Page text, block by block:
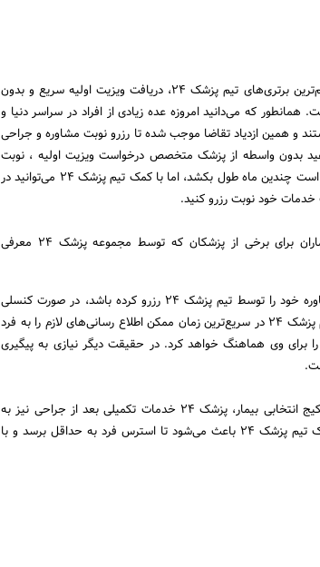
یکی از مهم‌ترین برتری‌های تیم پزشک 24، دریافت ویزیت اولیه سریع و بدون
که می‌دانید امروزه عده زیادی از افراد در سراسر دنیا و
و همین ازدیاد تقاضا موجب شده تا رزرو نوبت مشاوره و جراحی
بدون واسطه از پزشک متخصص درخواست ویزیت اولیه ، نوبت
جراحی و یا دریافت خدمات داشته باشید ممکن است چندین ماه طول بکشد، اما با کمک تیم پزشک 24 می‌توانید در
خود نوبت رزرو کنید.
ویزیت اولیه بیماران برای برخی از پزشکان که توسط مجموعه پزشک 24 معرفی
چنانچه بیمار نوبت مشاوره خود را توسط تیم پزشک 24 رزرو کرده باشد، در صورت کنسلی
نوبت مشاوره و یا حتی جراحی توسط جراح، تیم پزشک 24 در سریع‌ترین زمان ممکن اطلاع رسانی‌های لازم را به فرد
برای وی هماهنگ خواهد کرد. در حقیقت دیگر نیازی به پیگیری
بسته به نوع جراحی و پکیج انتخابی بیمار، پزشک 24 خدمات تکمیلی بعد از جراحی نیز به
مخاطبین خود ارائه می‌کند. انجام جراحی با کمک تیم پزشک 24 باعث می‌شود تا استرس فرد به حداقل برسد و با